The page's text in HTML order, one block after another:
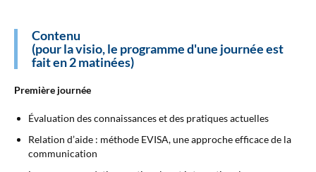
Contenu
(pour la visio, le programme d'une journée est
fait en 2 matinées)
Première journée
Évaluation des connaissances et des pratiques actuelles
Relation d’aide : méthode EVISA, une approche efficace de la
communication